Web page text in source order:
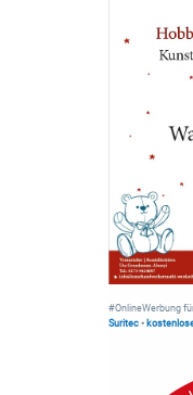
#OnlineWerbung
Suritec•